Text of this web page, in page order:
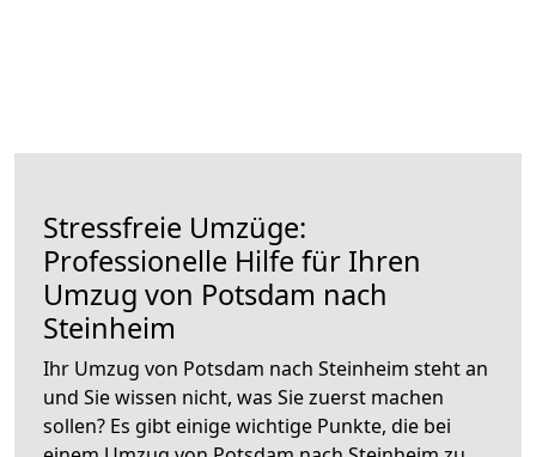
Stressfreie Umzüge:
Professionelle Hilfe für Ihren
Umzug von Potsdam nach
Steinheim
Ihr Umzug von Potsdam nach Steinheim steht an
und Sie wissen nicht, was Sie zuerst machen
sollen? Es gibt einige wichtige Punkte, die bei